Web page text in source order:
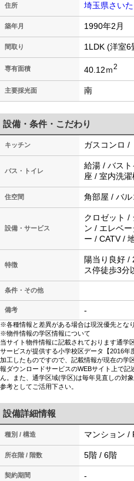
住所 埼玉県さい
築年月 1990年2月
間取り 1LDK (洋室6
専有面積 40.12ｍ2
主要採光面 南
設備・条件・こだわり
キッチン ガスコンロ /
バス・トイレ
給湯 / バス
座 / 室内洗
住空間 角部屋 / バ
設備・サービス
クロゼット /
ン / エレベ
ー / CATV /
特徴
陽当り良好 /
ス停徒歩3分
条件・その他
備考 -
※各種情報と差異がある場合は現況優先とな
※物件情報の学区情報について
当サイト物件情報に記載されております通学
サービスが提供する小学校区データ【2016
加工したものですので、記載情報が現在の学
報ダウンロードサービスのWEBサイト上で
ん。また、通学区域(学区)は毎年見直しの対
参考としてご活用下さい。
設備詳細情報
種別 / 構造 マンション /
所在階 / 階数 5階 / 6階
契約期間 -